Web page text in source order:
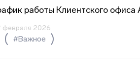
работы Клиентского
февраля 2026
#Важное